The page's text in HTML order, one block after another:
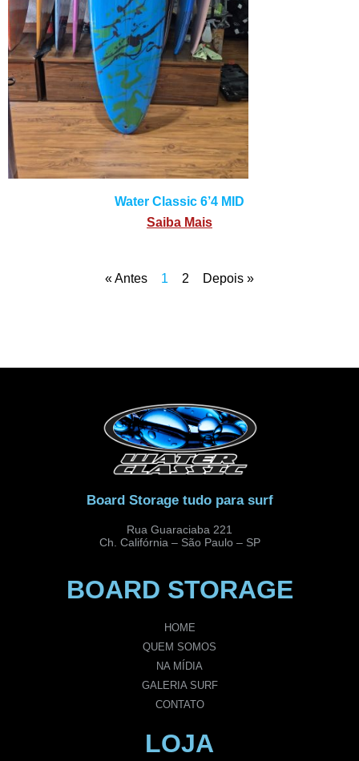
Water Classic 6’4 MID
Saiba Mais
« Antes 1 2 Depois »
Board Storage tudo para surf
Rua Guaraciaba 221
Ch. Califórnia – São Paulo – SP
BOARD STORAGE
HOME
QUEM SOMOS
NA MÍDIA
GALERIA SURF
CONTATO
LOJA